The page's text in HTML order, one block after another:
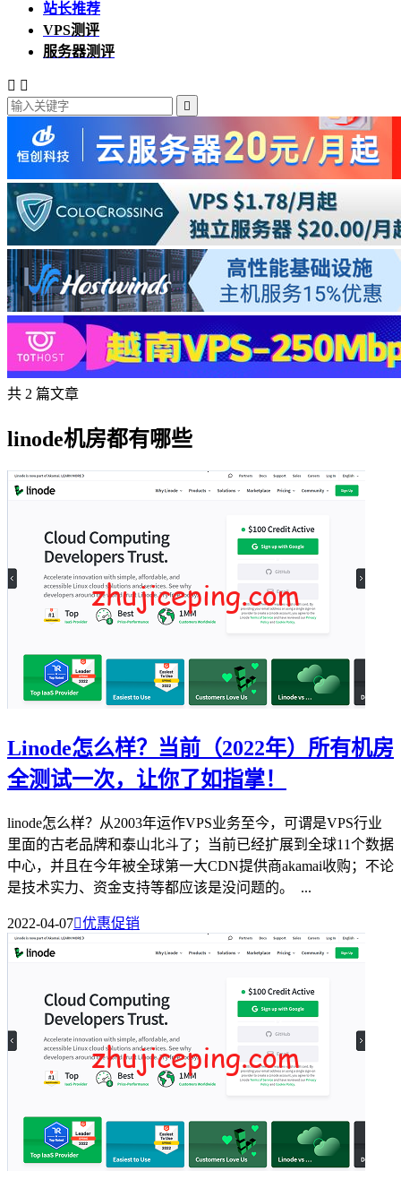
站长推荐
VPS测评
服务器测评
 

共 2 篇文章
linode机房都有哪些
Linode怎么样？当前（2022年）所有机房
全测试一次，让你了如指掌！
linode怎么样？从2003年运作VPS业务至今，可谓是VPS行业
里面的古老品牌和泰山北斗了；当前已经扩展到全球11个数据
中心，并且在今年被全球第一大CDN提供商akamai收购；不论
是技术实力、资金支持等都应该是没问题的。 ...
2022-04-07优惠促销